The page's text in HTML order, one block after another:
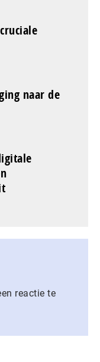
naar de
reactie te